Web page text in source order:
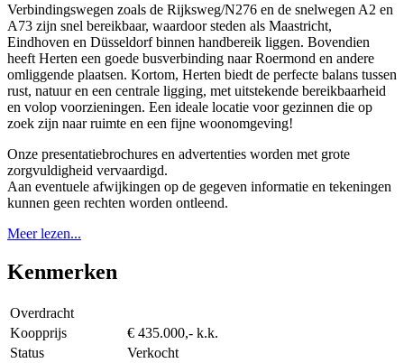
Verbindingswegen zoals de Rijksweg/N276 en de snelwegen A2 en
A73 zijn snel bereikbaar, waardoor steden als Maastricht,
Eindhoven en Düsseldorf binnen handbereik liggen. Bovendien
heeft Herten een goede busverbinding naar Roermond en andere
omliggende plaatsen. Kortom, Herten biedt de perfecte balans tussen
rust, natuur en een centrale ligging, met uitstekende bereikbaarheid
en volop voorzieningen. Een ideale locatie voor gezinnen die op
zoek zijn naar ruimte en een fijne woonomgeving!
Onze presentatiebrochures en advertenties worden met grote
zorgvuldigheid vervaardigd.
Aan eventuele afwijkingen op de gegeven informatie en tekeningen
kunnen geen rechten worden ontleend.
Meer lezen...
Kenmerken
Overdracht
Koopprijs
€ 435.000,- k.k.
Status
Verkocht